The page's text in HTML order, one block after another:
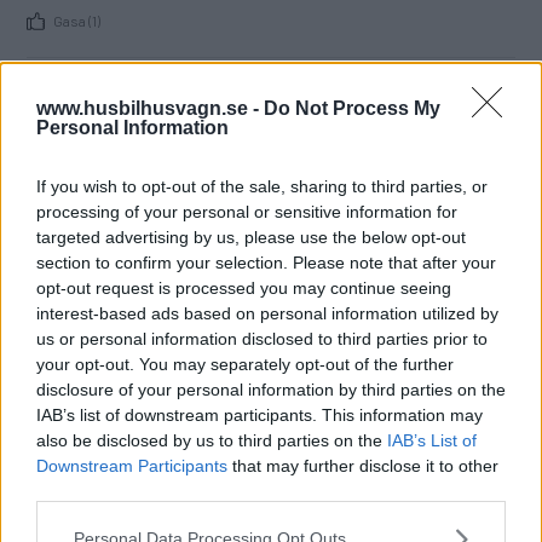
www.husbilhusvagn.se - Do Not Process My
Personal Information
If you wish to opt-out of the sale, sharing to third parties, or
processing of your personal or sensitive information for
targeted advertising by us, please use the below opt-out
section to confirm your selection. Please note that after your
opt-out request is processed you may continue seeing
interest-based ads based on personal information utilized by
us or personal information disclosed to third parties prior to
your opt-out. You may separately opt-out of the further
disclosure of your personal information by third parties on the
IAB’s list of downstream participants. This information may
also be disclosed by us to third parties on the IAB’s List of
Downstream Participants that may further disclose it to other
Please note that this website/app uses one or more Google
Gasa (1)
Supertest Knaus Yaseo
340 PX
HUSVAGNAR 24 juni 2024
Med nya Yaseo 340 PX får man en
extremt kompakt och lättdragen husvagn där all
ombordteknik drivs elektriskt. Knaus leder strömmen med
husvagnar för elfordon.
5 mest sålda husvagnarna
i Sverige
HUSVAGNAR 4 juni 2024 Därför är toppvagnarna så populära.
Gasa (23)